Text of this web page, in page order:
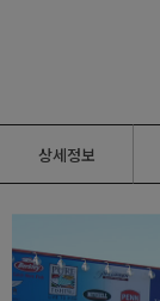
상세정보